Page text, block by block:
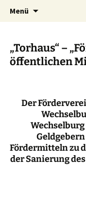
Verein der
Wechselburg e.
Menü
„Torhaus“ –
öffentlichen
Der
Wechselburg
Fördermittelnzu
der Sanierung